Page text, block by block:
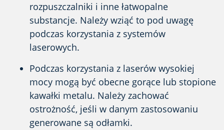
rozpuszczalniki i inne łatwopalne
substancje. Należy wziąć to pod uwagę
podczas korzystania z systemów
laserowych.
Podczas korzystania z laserów wysokiej
mocy mogą być obecne gorące lub stopione
kawałki metalu. Należy zachować
ostrożność, jeśli w danym zastosowaniu
generowane są odłamki.